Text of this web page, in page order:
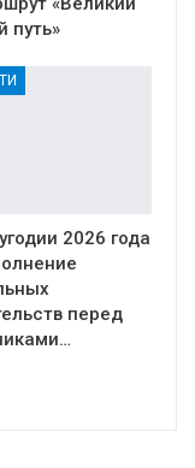
путь»
2026 года
перед